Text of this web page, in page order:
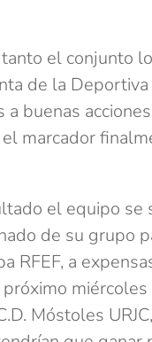
el conjunto
de la
a buenas
marcador
el equipo se
de su grupo
RFEF, a
miércoles
Móstoles